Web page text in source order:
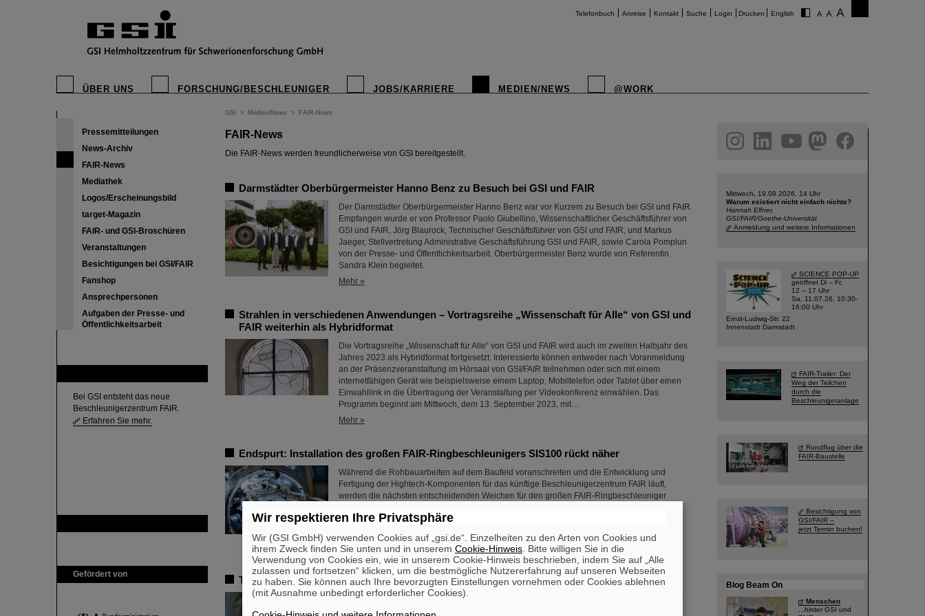
Telefonbuch Anreise Kontakt Suche Login Drucken English
ÜBER UNS FORSCHUNG/BESCHLEUNIGER JOBS/KARRIERE MEDIEN/NEWS @WORK
Pressemitteilungen
News-Archiv
FAIR-News
Mediathek
Logos/Erscheinungsbild
target-Magazin
FAIR- und GSI-Broschüren
Veranstaltungen
Besichtigungen bei GSI/FAIR
Fanshop
Ansprechpersonen
Aufgaben der Presse- und
Öffentlichkeitsarbeit
Bei GSI entsteht das neue
Beschleunigerzentrum FAIR.
Erfahren Sie mehr.
Gefördert von
GSI > Medien/News > FAIR-News
FAIR-News
Die FAIR-News werden freundlicherweise von GSI bereitgestellt.
Darmstädter Oberbürgermeister Hanno Benz zu Besuch bei GSI und FAIR
Der Darmstädter Oberbürgermeister Hanno Benz war vor Kurzem zu Besuch bei GSI und FAIR.
Empfangen wurde er von Professor Paolo Giubellino, Wissenschaftlicher Geschäftsführer von
GSI und FAIR, Jörg Blaurock, Technischer Geschäftsführer von GSI und FAIR, und Markus
Jaeger, Stellvertretung Administrative Geschäftsführung GSI und FAIR, sowie Carola Pomplun
von der Presse- und Öffentlichkeitsarbeit. Oberbürgermeister Benz wurde von Referentin
Sandra Klein begleitet.
Mehr »
Strahlen in verschiedenen Anwendungen – Vortragsreihe „Wissenschaft für Alle“ von GSI und
FAIR weiterhin als Hybridformat
Die Vortragsreihe „Wissenschaft für Alle“ von GSI und FAIR wird auch im zweiten Halbjahr des
Jahres 2023 als Hybridformat fortgesetzt. Interessierte können entweder nach Voranmeldung
an der Präsenzveranstaltung im Hörsaal von GSI/FAIR teilnehmen oder sich mit einem
internetfähigen Gerät wie beispielsweise einem Laptop, Mobiltelefon oder Tablet über einen
Einwahllink in die Übertragung der Veranstaltung per Videokonferenz einwählen. Das
Programm beginnt am Mittwoch, dem 13. September 2023, mit…
Mehr »
Endspurt: Installation des großen FAIR-Ringbeschleunigers SIS100 rückt näher
Während die Rohbauarbeiten auf dem Baufeld voranschreiten und die Entwicklung und
Fertigung der Hightech-Komponenten für das künftige Beschleunigerzentrum FAIR läuft,
werden die nächsten entscheidenden Weichen für den großen FAIR-Ringbeschleuniger
wird vorbereitet, der Endspurt Richtung Installationsstart des SIS100 hat begonnen. Die
Mehr »
Trauer um Bikash Sinha
FAIR und GSI trauern um einen herausragenden Wissenschaftler und einen der Wegbereiter
für das FAIR-Projekt. Der indische Physiker Bikash Sinha ist am 11. August im Alter von 78
facebook
Mittwoch, 19.08.2026, 14 Uhr
Warum existiert nicht einfach nichts?
Hannah Elfner,
GSI/FAIR/Goethe-Universität
Anmeldung und weitere Informationen
SCIENCE POP-UP
geöffnet Di – Fr,
12 – 17 Uhr
Sa, 11.07.26, 10:30-
16:00 Uhr
Ernst-Ludwig-Str. 22
Innenstadt Darmstadt
FAIR-Trailer: Der
Weg der Teilchen
durch die
Beschleunigeranlage
Rundflug über die
FAIR-Baustelle
Besichtigung von
GSI/FAIR –
jetzt Termin buchen!
Blog Beam On
Menschen
...hinter GSI und
Wir respektieren Ihre Privatsphäre
Wir (GSI GmbH) verwenden Cookies auf „gsi.de“. Einzelheiten zu den Arten von Cookies und
ihrem Zweck finden Sie unten und in unserem Cookie-Hinweis . Bitte willigen Sie in die
Verwendung von Cookies ein, wie in unserem Cookie-Hinweis beschrieben, indem Sie auf „Alle
zulassen und fortsetzen“ klicken, um die bestmögliche Nutzererfahrung auf unseren Webseiten
zu haben. Sie können auch Ihre bevorzugten Einstellungen vornehmen oder Cookies ablehnen
(mit Ausnahme unbedingt erforderlicher Cookies).